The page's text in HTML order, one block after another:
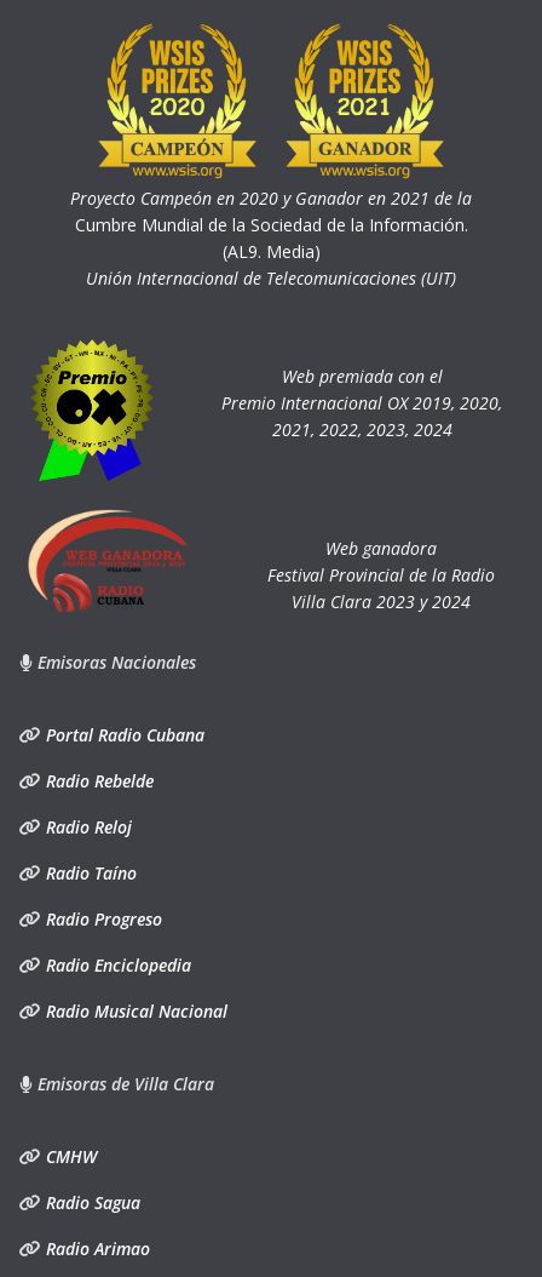
Proyecto Campeón en 2020 y Ganador en 2021 de la
Cumbre Mundial de la Sociedad de la Información.
(AL9. Media)
Unión Internacional de Telecomunicaciones (UIT)
Web premiada con el
Premio Internacional OX 2019, 2020,
2021, 2022, 2023, 2024
Web ganadora
Festival Provincial de la Radio
Villa Clara 2023 y 2024
Emisoras Nacionales
Portal Radio Cubana
Radio Rebelde
Radio Reloj
Radio Taíno
Radio Progreso
Radio Enciclopedia
Radio Musical Nacional
Emisoras de Villa Clara
CMHW
Radio Sagua
Radio Arimao